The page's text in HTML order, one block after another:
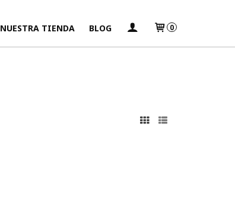
NUESTRA TIENDA BLOG 0